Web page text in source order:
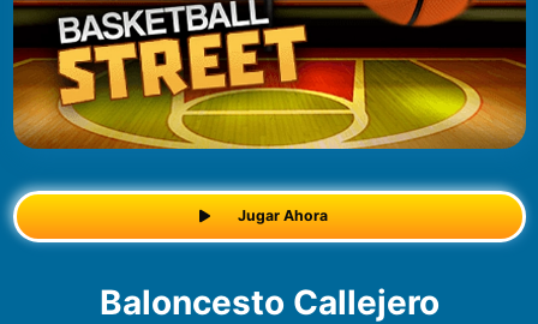
Jugar Ahora
Baloncesto Callejero